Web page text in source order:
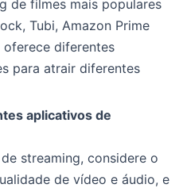
de filmes mais populares
Tubi, Amazon Prime
oferece diferentes
para atrair diferentes
aplicativos de
streaming, considere o
de vídeo e áudio, e